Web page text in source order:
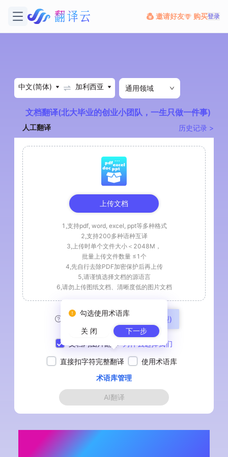
邀请好友 购买登录
中文(简体) 加利西亚 通用领域
文档翻译(北大毕业的创业小团队，一生只做一件事)
人工翻译 历史记录 >
上传文档
1,支持pdf, word, excel, ppt等多种格式
2,支持200多种语种互译
3,上传时单个文件大小＜2048M ，
批量上传文件数量 ≤ 1 个
4,先自行去除PDF加密保护后再上传
5,请谨慎选择文档的源语言
6,请勿上传图纸文档、清晰度低的图片文档
模型: 翻译云(企业级翻译模型)
文档内图片翻译 为什么选择我们
直接扣字符完整翻译
使用术语库
术语库管理
AI翻译
勾选使用术语库
关 闭 下一步